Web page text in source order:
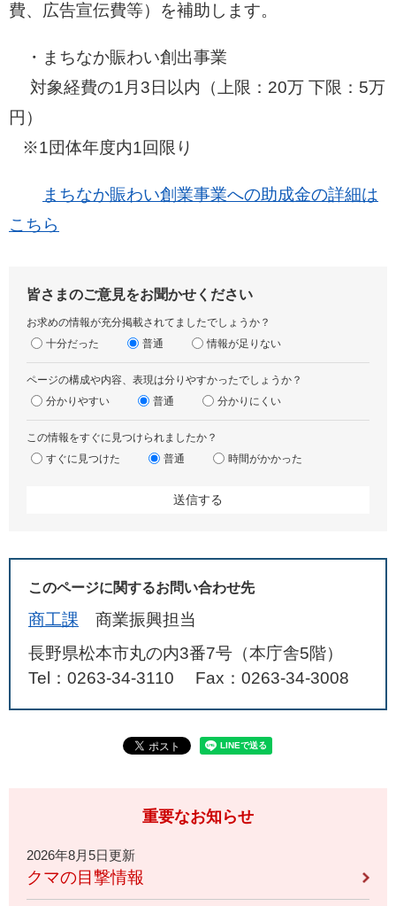
費、広告宣伝費等）を補助します。
・まちなか賑わい創出事業
対象経費の1月3日以内（上限：20万 下限：5万
円）
※1団体年度内1回限り
まちなか賑わい創業事業への助成金の詳細は
こちら
皆さまのご意見をお聞かせください
お求めの情報が充分掲載されてましたでしょうか？
十分だった
普通 情報が足りない
ページの構成や内容、表現は分りやすかったでしょうか？
分かりやすい
普通 分かりにくい
この情報をすぐに見つけられましたか？
すぐに見つけた
普通 時間がかかった
このページに関するお問い合わせ先
商工課
商業振興担当
長野県松本市丸の内3番7号（本庁舎5階）
Tel：0263-34-3110
Fax：0263-34-3008
重要なお知らせ
2026年8月5日更新
クマの目撃情報